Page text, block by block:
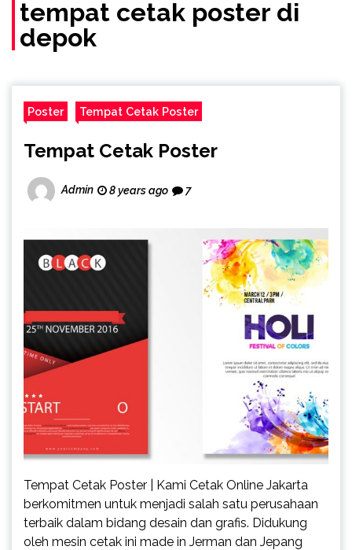
tempat cetak poster di
depok
Poster Tempat Cetak Poster
Tempat Cetak Poster
Admin 8 years ago 7
Tempat Cetak Poster | Kami Cetak Online Jakarta
berkomitmen untuk menjadi salah satu perusahaan
terbaik dalam bidang desain dan grafis. Didukung
oleh mesin cetak ini made in Jerman dan Jepang